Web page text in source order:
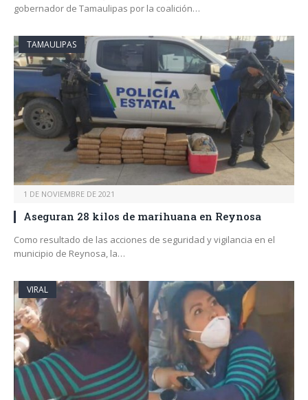
gobernador de Tamaulipas por la coalición…
TAMAULIPAS
1 DE NOVIEMBRE DE 2021
Aseguran 28 kilos de marihuana en Reynosa
Como resultado de las acciones de seguridad y vigilancia en el
municipio de Reynosa, la…
VIRAL